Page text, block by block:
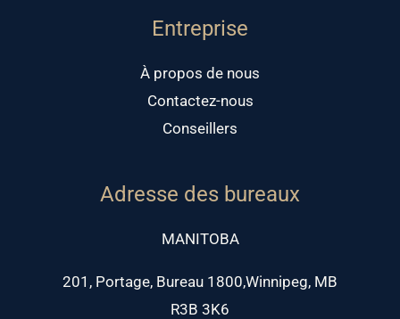
Entreprise
À propos de nous
Contactez-nous
Conseillers
Adresse des bureaux
MANITOBA
201, Portage, Bureau 1800,Winnipeg, MB
R3B 3K6